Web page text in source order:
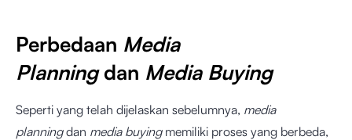
Perbedaan Media
Planningdan Media Buying
Seperti yang telah dijelaskan sebelumnya, media
planningdan media buying memiliki proses yang berbeda,